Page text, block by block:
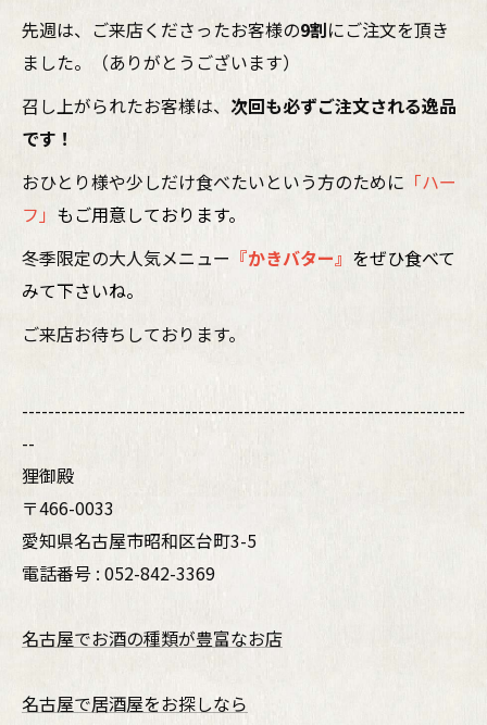
先週は、ご来店くださったお客様の9割にご注文を頂き
ました。（ありがとうございます）
召し上がられたお客様は、 次回も必ずご注文される逸品
です！
おひとり様や少しだけ食べたいという方のために 「ハー
フ」 もご用意しております。
冬季限定の大人気メニュー 『かきバター』 をぜひ食べて
みて下さいね。
ご来店お待ちしております。
--------------------------------------------------------------------
--
狸御殿
〒466-0033
愛知県名古屋市昭和区台町3-5
電話番号 : 052-842-3369
名古屋でお酒の種類が豊富なお店
名古屋で居酒屋をお探しなら